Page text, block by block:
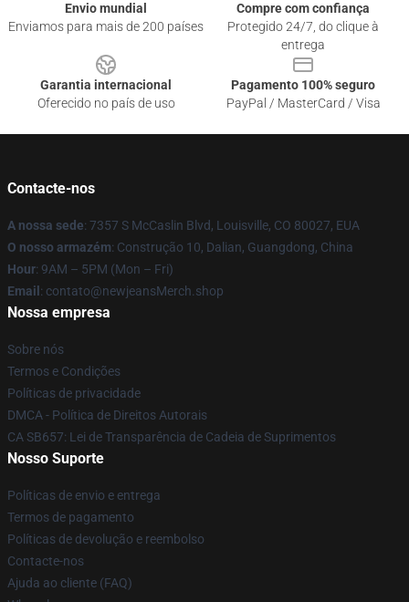
Envio mundial
Enviamos para mais de 200 países
Compre com confiança
Protegido 24/7, do clique à
entrega
Garantia internacional
Oferecido no país de uso
Pagamento 100% seguro
PayPal / MasterCard / Visa
Contacte-nos
A nossa sede: 7357 S McCaslin Blvd, Louisville, CO 80027, EUA
O nosso armazém: Construção 10, Dalian, Guangdong, China
Hour: 9AM – 5PM (Mon – Fri)
Email : contato@newjeansMerch.shop
Nossa empresa
Sobre nós
Termos e Condições
Políticas de privacidade
DMCA - Política de Direitos Autorais
CA SB657: Lei de Transparência de Cadeia de Suprimentos
Nosso Suporte
Políticas de envio e entrega
Termos de pagamento
Políticas de devolução e reembolso
Contacte-nos
Ajuda ao cliente (FAQ)